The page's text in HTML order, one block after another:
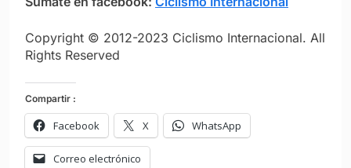
Copyright © 2012-2023 Ciclismo Internacional. All
Rights Reserved
Compartir :
Facebook X WhatsApp
Correo electrónico